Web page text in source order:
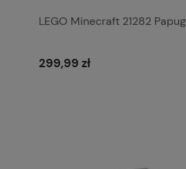
LEGO Minecraft 21282
299,99 zł